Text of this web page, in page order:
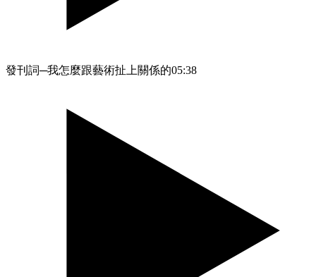
發刊詞─我怎麼跟藝術扯上關係的05:38